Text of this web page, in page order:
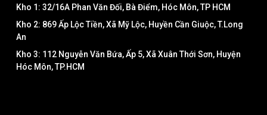
Kho 1: 32/16A Phan Văn Đối, Bà Điểm, Hóc Môn, TP HCM
Kho 2: 869 Ấp Lộc Tiền, Xã Mỹ Lộc, Huyền Cần Giuộc, T.Long
An
Kho 3: 112 Nguyễn Văn Bứa, Ấp 5, Xã Xuân Thới Sơn, Huyện
Hóc Môn, TP.HCM